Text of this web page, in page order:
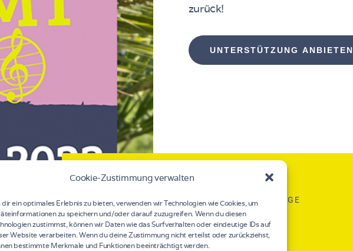
Cookie-Zustimmung verwalten
dir ein optimales Erlebnis zu bieten, verwenden wir Technologien wie Cookies, um
zu speichern und/oder darauf zuzugreifen. Wenn du diesen
zustimmst, können wir Daten wie das Surfverhalten oder eindeutige IDs auf
Website verarbeiten. Wenn du deine Zustimmung nicht erteilst oder zurückziehst,
bestimmte Merkmale und Funktionen beeinträchtigt werden.
zurück!
UNTERSTÜTZUNG ANBIETEN
BANDS
120
FESTIVAL-TAGE
3